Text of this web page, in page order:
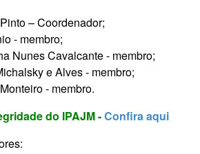
– Coordenador;
- membro;
Nunes Cavalcante - membro;
e Alves - membro;
- membro.
do IPAJM -Confira aqui